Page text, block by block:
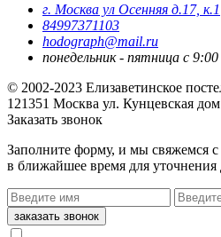
г. Москва ул Осенняя д.17, к.1
84997371103
hodograph@mail.ru
понедельник - пятница с
© 2002-2023 Елизаветинское
121351 Москва ул. Кунцевская
Заказать звонок
Заполните форму, и мы свяжемся
в ближайшее время для уточнения